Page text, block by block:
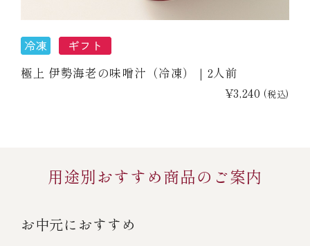
極上 伊勢海老の味噌汁（冷凍）｜2人前
¥3,240 (税込)
用途別おすすめ商品のご案内
お中元におすすめ